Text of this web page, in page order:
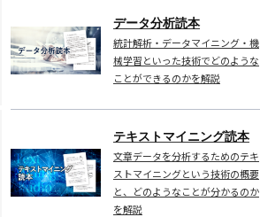
データ分析読本
統計解析・データマイニング・機
械学習といった技術でどのような
ことができるのかを解説
テキストマイニング読本
文章データを分析するためのテキ
ストマイニングという技術の概要
と、どのようなことが分かるのか
を解説